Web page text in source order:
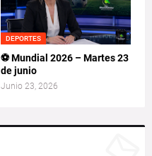
DEPORTES
⚽ Mundial 2026 – Martes 23
de junio
Junio 23, 2026